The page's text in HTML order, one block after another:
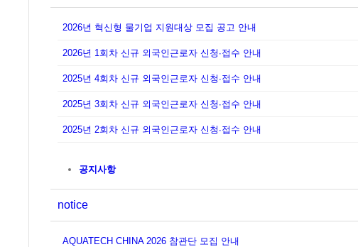
2026년 혁신형 물기업 지원대상 모집 공고 안내
2026년 1회차 신규 외국인근로자 신청∙접수 안내
2025년 4회차 신규 외국인근로자 신청∙접수 안내
2025년 3회차 신규 외국인근로자 신청∙접수 안내
2025년 2회차 신규 외국인근로자 신청∙접수 안내
공지사항
notice
AQUATECH CHINA 2026 참관단 모집 안내